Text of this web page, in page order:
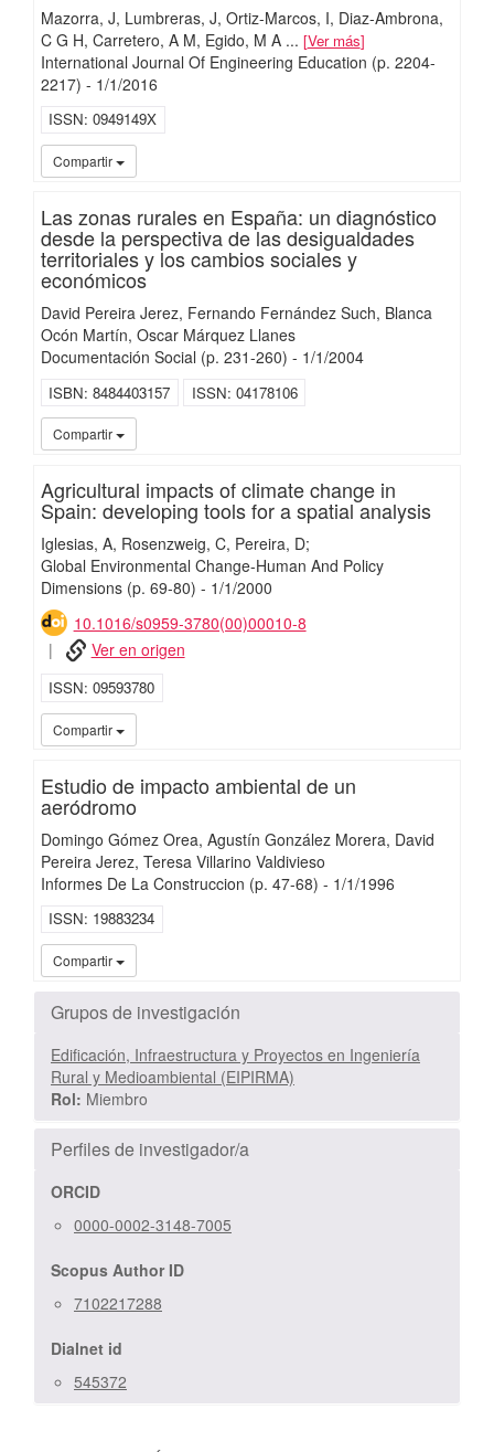
Mazorra, J Lumbreras, J Ortiz-Marcos, I Diaz-Ambrona,
C G H Carretero, A M Egido, M A ... Ver más
International Journal Of Engineering Education (p. 2204-
2217) - 1/1/2016
ISSN 0949149X
Compartir
Las zonas rurales en España: un diagnóstico
desde la perspectiva de las desigualdades
territoriales y los cambios sociales y
económicos
David Pereira Jerez, Fernando Fernández Such, Blanca
Ocón Martín, Oscar Márquez Llanes
Documentación Social (p. 231-260) - 1/1/2004
ISBN 8484403157 ISSN 04178106
Compartir
Agricultural impacts of climate change in
Spain: developing tools for a spatial analysis
Iglesias, A Rosenzweig, C Pereira, D;
Global Environmental Change-Human And Policy
Dimensions (p. 69-80) - 1/1/2000
10.1016/s0959-3780(00)00010-8
Ver en origen
ISSN 09593780
Compartir
Estudio de impacto ambiental de un
aeródromo
Domingo Gómez Orea Agustín González Morera David
Pereira Jerez Teresa Villarino Valdivieso
Informes De La Construccion (p. 47-68) - 1/1/1996
ISSN 19883234
Compartir
Grupos de investigación
Edificación, Infraestructura y Proyectos en Ingeniería
Rural y Medioambiental (EIPIRMA)
Rol: Miembro
Perfiles de investigador/a
ORCID
0000-0002-3148-7005
Scopus Author ID
7102217288
Dialnet id
545372